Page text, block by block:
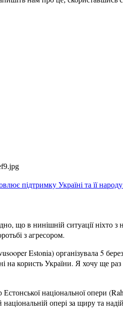
підтримку Україні та її
що в нинішній ситуації ніхто
з агресором.
Estonia) організувала 5
на користь України. Я хочу ще раз
національної опери
опері за щиру та